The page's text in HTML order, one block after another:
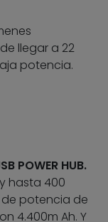
llegar a 22
potencia.
POWER HUB.
hasta 400
potencia de
4.400m Ah. Y